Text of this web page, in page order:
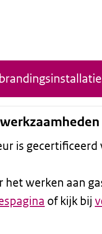
is
werken aan
of kijk bij